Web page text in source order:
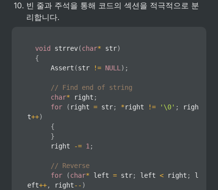
10. 빈 줄과 주석을 통해 코드의 섹션을 적극적으로 분
리합니다.
void strrev(char* str)
{
Assert (str != NULL) ;
// Find end of string
char* right ;
for
( right = str; *right != '\0' ;
righ
t++)
{
}
      right
-= 1;
// Reverse
for
(char* left = str; left < right ;
l
eft++, right-- )